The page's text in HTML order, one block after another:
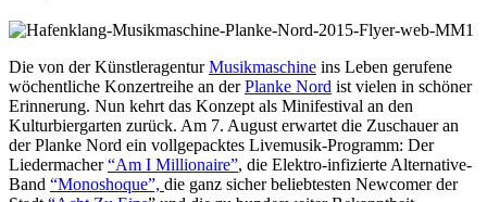
Die von der KünstleragenturMusikmaschine ins Leben gerufene
wöchentliche Konzertreihe an derPlanke Nord ist vielen in schöner
Erinnerung. Nun kehrt das Konzept als Minifestival an den
Kulturbiergarten zurück. Am 7. August erwartet die Zuschauer an
der Planke Nord ein vollgepacktes Livemusik-Programm: Der
Liedermacher“Am I Millionaire”, die Elektro-infizierte Alternative-
Band “Monoshoque”, die ganz sicher beliebtesten Newcomer der